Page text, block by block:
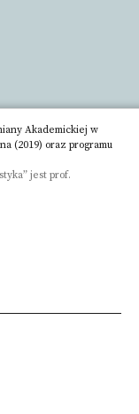
Akademickiej w
(2019) oraz programu
jest prof.